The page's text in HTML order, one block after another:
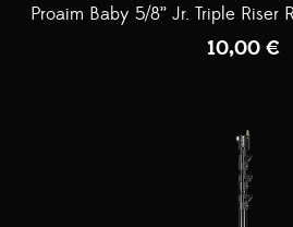
Proaim Baby 5/8” Jr. Triple Riser
10,00 €